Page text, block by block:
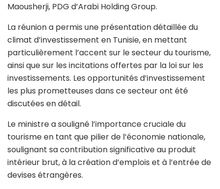
Maousherji, PDG d’Arabi Holding Group.
La réunion a permis une présentation détaillée du
climat d’investissement en Tunisie, en mettant
particulièrement l’accent sur le secteur du tourisme,
ainsi que sur les incitations offertes par la loi sur les
investissements. Les opportunités d’investissement
les plus prometteuses dans ce secteur ont été
discutées en détail.
Le ministre a souligné l’importance cruciale du
tourisme en tant que pilier de l’économie nationale,
soulignant sa contribution significative au produit
intérieur brut, à la création d’emplois et à l’entrée de
devises étrangères.